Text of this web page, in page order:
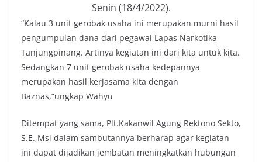
Senin (18/4/2022).
“Kalau 3 unit gerobak usaha ini merupakan murni hasil
pengumpulan dana dari pegawai Lapas Narkotika
Tanjungpinang. Artinya kegiatan ini dari kita untuk kita.
Sedangkan 7 unit gerobak usaha kedepannya
merupakan hasil kerjasama kita dengan
Baznas,”ungkap Wahyu
Ditempat yang sama, Plt.Kakanwil Agung Rektono Sekto,
S.E.,Msi dalam sambutannya berharap agar kegiatan
ini dapat dijadikan jembatan meningkatkan hubungan